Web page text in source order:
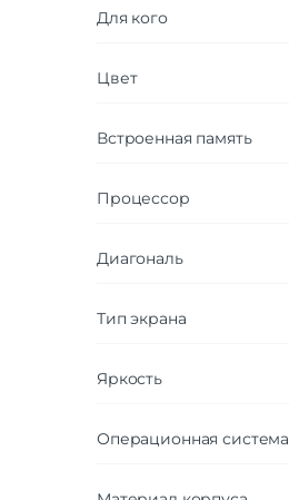
Для кого
Цвет
Встроенная память
Процессор
Диагональ
Тип экрана
Яркость
Операционная система